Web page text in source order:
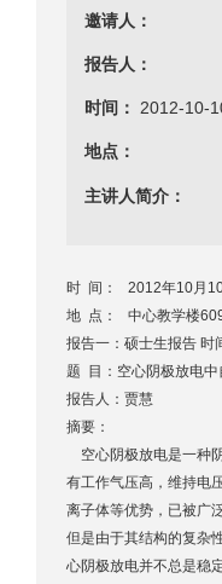
邀请人：
报告人：
时间： 2012-10-
地点：
主讲人简介：
时 间： 2012年10月
地 点： 中心教学楼
报告一：硕士生报告 时
题 目：空心阴极放电
报告人：贾慧
摘要：
空心阴极放电是一种
有工作气压高，维持电
离子体等优势，已被广
但是由于其结构的复杂
心阴极放电并不总是稳